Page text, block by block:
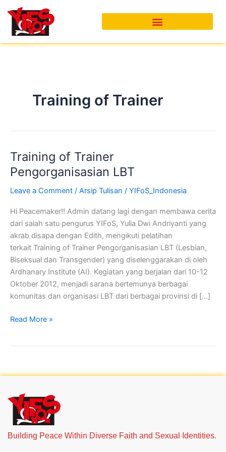
content
Training of Trainer
Training of Trainer
Pengorganisasian LBT
Leave a Comment / Arsip Tulisan / YIFoS_Indonesia
Hi Peacemaker!! Admin datang lagi dengan membawa cerita
dari salah satu pengurus YIFoS, Yulia Dwi Andriyanti yang
akrab disapa dengan Edith, mengikuti pelatihan
terkait Training of Trainer Pengorganisasian LBT (Lesbian,
Biseksual dan Transgender) yang diselenggarakan di oleh
Ardhanary Institute (AI). Kegiatan yang berjalan dari 10-12
Oktober 2012, menjadi sarana bertemunya berbagai
komunitas dan organisasi LBT dari berbagai provinsi di […]
Training
of
Trainer
Pengorganisasian
Read More »
Building Peace Within Diverse Faith and Sexual Identities.